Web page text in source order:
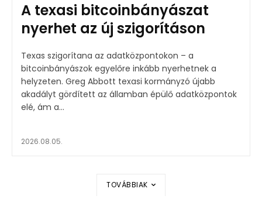
A texasi bitcoinbányászat
nyerhet az új szigorításon
Texas szigorítana az adatközpontokon – a
bitcoinbányászok egyelőre inkább nyerhetnek a
helyzeten. Greg Abbott texasi kormányzó újabb
akadályt gördített az államban épülő adatközpontok
elé, ám a...
2026.08.05.
TOVÁBBIAK